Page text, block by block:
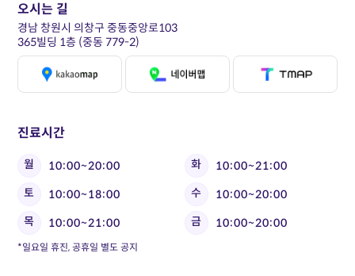
진료시간
월 10:00~20:00 화
10:00~21:00
토
10:00~18:00 수
10:00~20:00
목
10:00~21:00 금 10:00~20:00
*일요일 휴진, 공휴일 별도 공지
오시는 길
경남 창원시 의창구 중동중앙로103
365빌딩 1층 (중동 779-2)